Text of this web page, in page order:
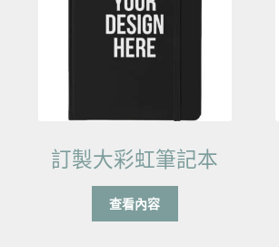
訂製大彩虹筆記本
查看內容